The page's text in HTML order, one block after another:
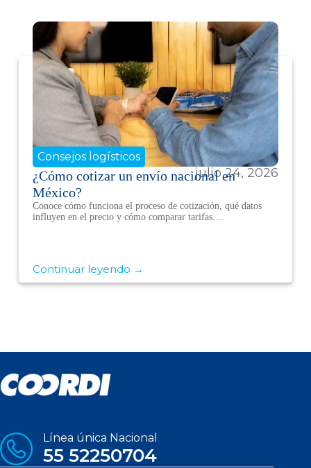
julio 24, 2026
Consejos logísticos
¿Cómo cotizar un envío nacional en
México?
Conoce cómo funciona el proceso de cotización, qué datos
influyen en el precio y cómo comparar tarifas....
Continuar leyendo →
Línea única Nacional
55 52250704